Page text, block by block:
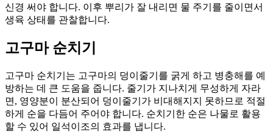
신경 써야 합니다. 이후 뿌리가 잘 내리면 물 주기를 줄이면서
생육 상태를 관찰합니다.
고구마 순치기
고구마 순치기는 고구마의 덩이줄기를 굵게 하고 병충해를 예
방하는 데 큰 도움을 줍니다. 줄기가 지나치게 무성하게 자라
면, 영양분이 분산되어 덩이줄기가 비대해지지 못하므로 적절
하게 순을 다듬어 주어야 합니다. 순치기한 순은 나물로 활용
할 수 있어 일석이조의 효과를 냅니다.